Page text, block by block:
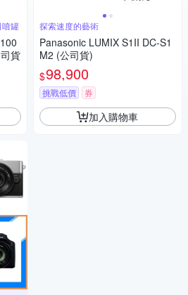
罐
貨
探索速度的藝術
Panasonic LUMIX S1II DC-S1
M2 (公司貨)
$98,900
挑戰低價 券
加入購物車